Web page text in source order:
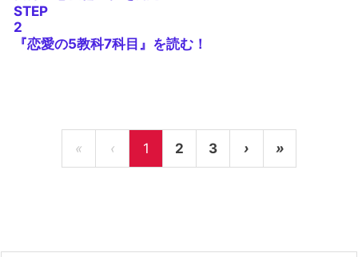
STEP
2
『恋愛の5教科7科目』を読む！
« ‹ 1 2 3 › »